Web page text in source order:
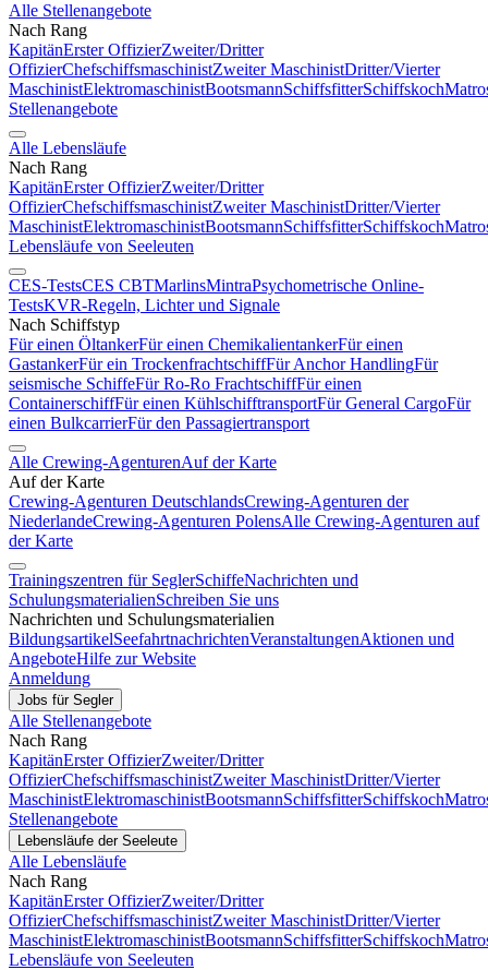
Alle Stellenangebote
Nach Rang
KapitänErster OffizierZweiter/Dritter
OffizierChefschiffsmaschinistZweiter MaschinistDritter/Vierter
MaschinistElektromaschinistBootsmannSchiffsfitterSchiffskoch
Stellenangebote
Alle Lebensläufe
Nach Rang
KapitänErster OffizierZweiter/Dritter
OffizierChefschiffsmaschinistZweiter MaschinistDritter/Vierter
MaschinistElektromaschinistBootsmannSchiffsfitterSchiffskoch
Lebensläufe von Seeleuten
CES-TestsCES CBTMarlinsMintraPsychometrische Online-
TestsKVR-Regeln, Lichter und Signale
Nach Schiffstyp
Für einen ÖltankerFür einen ChemikalientankerFür einen
GastankerFür ein TrockenfrachtschiffFür Anchor HandlingFür
seismische SchiffeFür Ro-Ro FrachtschiffFür einen
ContainerschiffFür einen KühlschifftransportFür General CargoFür
einen BulkcarrierFür den Passagiertransport
Alle Crewing-AgenturenAuf der Karte
Auf der Karte
Crewing-Agenturen DeutschlandsCrewing-Agenturen der
NiederlandeCrewing-Agenturen PolensAlle Crewing-Agenturen auf
der Karte
Trainingszentren für SeglerSchiffeNachrichten und
SchulungsmaterialienSchreiben Sie uns
Nachrichten und Schulungsmaterialien
BildungsartikelSeefahrtnachrichtenVeranstaltungenAktionen und
AngeboteHilfe zur Website
Anmeldung
Jobs für Segler
Alle Stellenangebote
Nach Rang
KapitänErster OffizierZweiter/Dritter
OffizierChefschiffsmaschinistZweiter MaschinistDritter/Vierter
MaschinistElektromaschinistBootsmannSchiffsfitterSchiffskoch
Stellenangebote
Lebensläufe der Seeleute
Alle Lebensläufe
Nach Rang
KapitänErster OffizierZweiter/Dritter
OffizierChefschiffsmaschinistZweiter MaschinistDritter/Vierter
MaschinistElektromaschinistBootsmannSchiffsfitterSchiffskoch
Lebensläufe von Seeleuten